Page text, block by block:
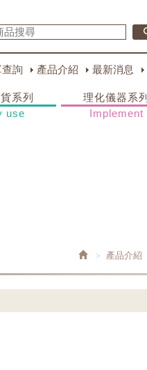
詢 產品介紹 最新消息
系列
use
理化儀器系列
Implement
產品介紹